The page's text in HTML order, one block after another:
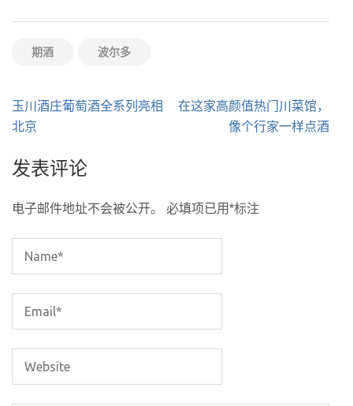
期酒 波尔多
文
章
航
玉川酒庄葡萄酒全系列亮相
北京
在这家高颜值热门川菜馆，
像个行家一样点酒
发表评论
电子邮件地址不会被公开。 必填项已用*标注